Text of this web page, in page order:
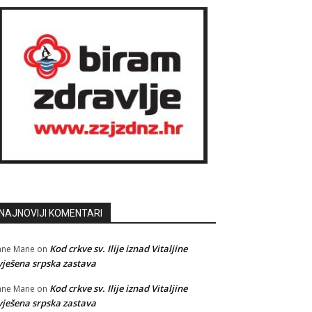
NAJNOVIJI KOMENTARI
Mane on Kod crkve sv. Ilije iznad Vitaljine
srpska zastava
Mane on Kod crkve sv. Ilije iznad Vitaljine
srpska zastava